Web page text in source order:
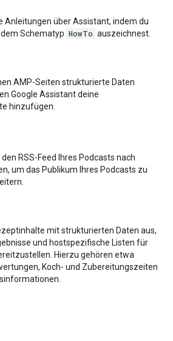
Anleitungen über Assistant, indem du
Schematyp HowTo auszeichnest.
AMP-Seiten strukturierte Daten
Google Assistant deine
hinzufügen.
RSS-Feed Ihres Podcasts nach
um das Publikum Ihres Podcasts zu
mit strukturierten Daten aus,
und hostspezifische Listen für
Hierzu gehören etwa
Koch- und Zubereitungszeiten